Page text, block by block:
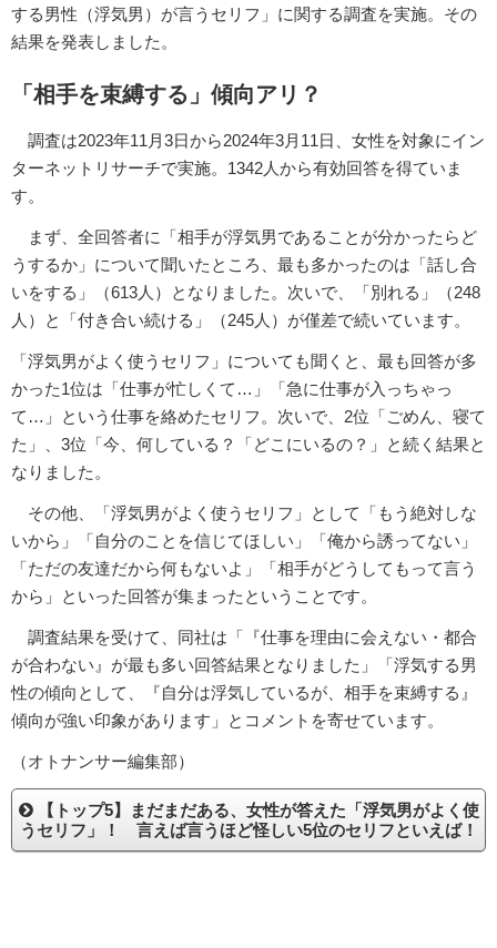
する男性（浮気男）が言うセリフ」に関する調査を実施。その
結果を発表しました。
「相手を束縛する」傾向アリ？
調査は2023年11月3日から2024年3月11日、女性を対象にイン
ターネットリサーチで実施。1342人から有効回答を得ていま
す。
まず、全回答者に「相手が浮気男であることが分かったらど
うするか」について聞いたところ、最も多かったのは「話し合
いをする」（613人）となりました。次いで、「別れる」（248
人）と「付き合い続ける」（245人）が僅差で続いています。
「浮気男がよく使うセリフ」についても聞くと、最も回答が多
かった1位は「仕事が忙しくて…」「急に仕事が入っちゃっ
て…」という仕事を絡めたセリフ。次いで、2位「ごめん、寝て
た」、3位「今、何している？「どこにいるの？」と続く結果と
なりました。
その他、「浮気男がよく使うセリフ」として「もう絶対しな
いから」「自分のことを信じてほしい」「俺から誘ってない」
「ただの友達だから何もないよ」「相手がどうしてもって言う
から」といった回答が集まったということです。
調査結果を受けて、同社は「『仕事を理由に会えない・都合
が合わない』が最も多い回答結果となりました」「浮気する男
性の傾向として、『自分は浮気しているが、相手を束縛する』
傾向が強い印象があります」とコメントを寄せています。
（オトナンサー編集部）
【トップ5】まだまだある、女性が答えた「浮気男がよく使
うセリフ」！ 言えば言うほど怪しい5位のセリフといえば！